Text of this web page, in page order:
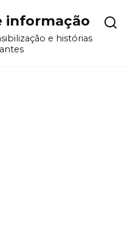
informação
e histórias